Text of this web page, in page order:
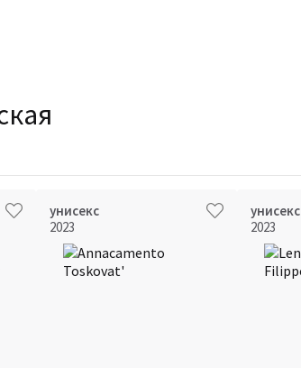
унисекс
2023
унисекс
2023